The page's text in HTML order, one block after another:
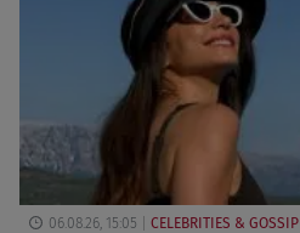
06.08.26, 15:05 CELEBRITIES &